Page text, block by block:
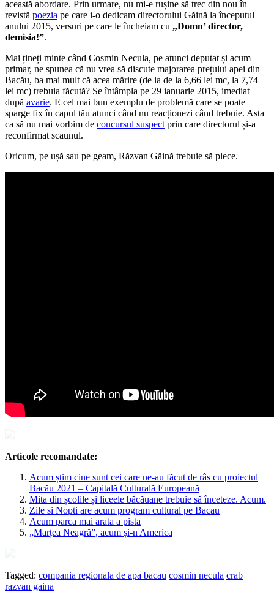
această abordare. Prin urmare, nu mi-e rușine să trec din nou în
revistă poezia pe care i-o dedicam directorului Găină la începutul
anului 2015, versuri pe care le încheiam cu „Domn’ director,
demisia!”.
Mai țineți minte când Cosmin Necula, pe atunci deputat și acum
primar, ne spunea că nu vrea să discute majorarea prețului apei din
Bacău, ba mai mult că acea mărire (de la de la 6,66 lei mc, la 7,74
lei mc) trebuia făcută? Se întâmpla pe 29 ianuarie 2015, imediat
după avarie. E cel mai bun exemplu de problemă care se poate
sparge fix în capul tău atunci când nu reacționezi când trebuie. Asta
ca să nu mai vorbim de concursul suspect prin care directorul și-a
reconfirmat scaunul.
Oricum, pe ușă sau pe geam, Răzvan Găină trebuie să plece.
Articole recomandate:
Acum știm cine sunt cei care ne-au făcut de râs cu proiectul
Bacău 2021 – Capitală Culturală Europeană
Mita din școlile și liceele băcăuane trebuie să înceteze. Acum.
Zile si Nopti are acum program cultural pe Bacau
Acum parca mai arata a pista
„Marțea Neagră”, acum și-n America
Tagged: compania regionala de apa bacau cosmin necula crab
razvan gaina